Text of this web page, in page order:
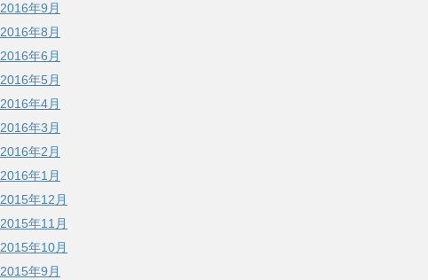
2016年9月
2016年8月
2016年6月
2016年5月
2016年4月
2016年3月
2016年2月
2016年1月
2015年12月
2015年11月
2015年10月
2015年9月